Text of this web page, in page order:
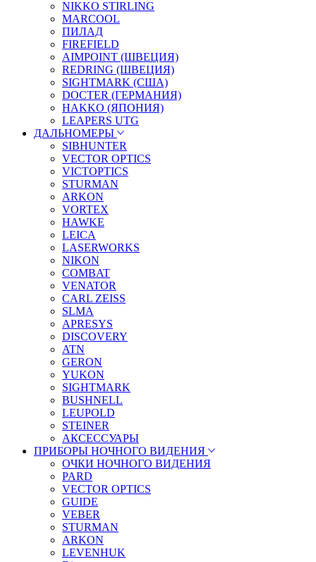
NIKKO STIRLING
MARCOOL
ПИЛАД
FIREFIELD
AIMPOINT (ШВЕЦИЯ)
REDRING (ШВЕЦИЯ)
SIGHTMARK (США)
DOCTER (ГЕРМАНИЯ)
HAKKO (ЯПОНИЯ)
LEAPERS UTG
ДАЛЬНОМЕРЫ
SIBHUNTER
VECTOR OPTICS
VICTOPTICS
STURMAN
ARKON
VORTEX
HAWKE
LEICA
LASERWORKS
NIKON
COMBAT
VENATOR
CARL ZEISS
SLMA
APRESYS
DISCOVERY
ATN
GERON
YUKON
SIGHTMARK
BUSHNELL
LEUPOLD
STEINER
АКСЕССУАРЫ
ПРИБОРЫ НОЧНОГО ВИДЕНИЯ
ОЧКИ НОЧНОГО ВИДЕНИЯ
PARD
VECTOR OPTICS
GUIDE
VEBER
STURMAN
ARKON
LEVENHUK